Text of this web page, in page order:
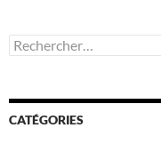
Rechercher :
CATÉGORIES